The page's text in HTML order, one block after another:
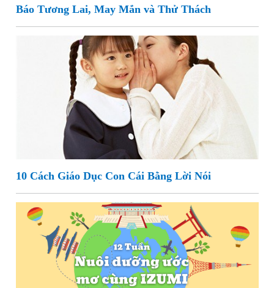
Báo Tương Lai, May Mắn và Thử Thách
10 Cách Giáo Dục Con Cái Bằng Lời Nói